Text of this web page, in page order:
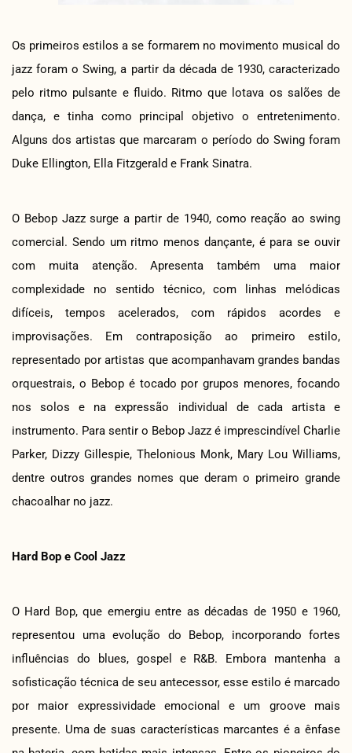
Os primeiros estilos a se formarem no movimento musical do
jazz foram o Swing, a partir da década de 1930, caracterizado
pelo ritmo pulsante e fluido. Ritmo que lotava os salões de
dança, e tinha como principal objetivo o entretenimento.
Alguns dos artistas que marcaram o período do Swing foram
Duke Ellington, Ella Fitzgerald e Frank Sinatra.
O Bebop Jazz surge a partir de 1940, como reação ao swing
comercial. Sendo um ritmo menos dançante, é para se ouvir
com muita atenção. Apresenta também uma maior
complexidade no sentido técnico, com linhas melódicas
difíceis, tempos acelerados, com rápidos acordes e
improvisações. Em contraposição ao primeiro estilo,
representado por artistas que acompanhavam grandes bandas
orquestrais, o Bebop é tocado por grupos menores, focando
nos solos e na expressão individual de cada artista e
instrumento. Para sentir o Bebop Jazz é imprescindível Charlie
Parker, Dizzy Gillespie, Thelonious Monk, Mary Lou Williams,
dentre outros grandes nomes que deram o primeiro grande
chacoalhar no jazz.
Hard Bop e Cool Jazz
O Hard Bop, que emergiu entre as décadas de 1950 e 1960,
representou uma evolução do Bebop, incorporando fortes
influências do blues, gospel e R&B. Embora mantenha a
sofisticação técnica de seu antecessor, esse estilo é marcado
por maior expressividade emocional e um groove mais
presente. Uma de suas características marcantes é a ênfase